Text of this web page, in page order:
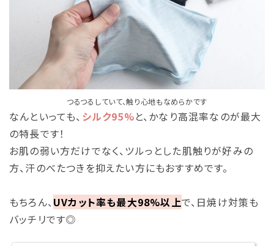
つるつるしていて、触り心地もなめらかです
なんといっても、 シルク95%と、かなり高混率なのが最大
の特長です！
お肌の弱い方だけでなく、ツルっとした肌触りが好みの
方、汗のべたつきを抑えたい方にもおすすめです。
もちろん、 UVカット率も最大98%以上で、日焼け対策も
バッチリです◎